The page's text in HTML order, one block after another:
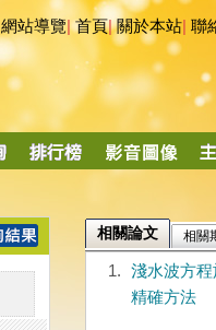
網站導覽|首頁|關於本站 聯
相關論文 相關
1.
淺水波方
精確方法